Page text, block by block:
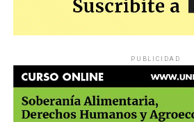
PUBLICIDAD